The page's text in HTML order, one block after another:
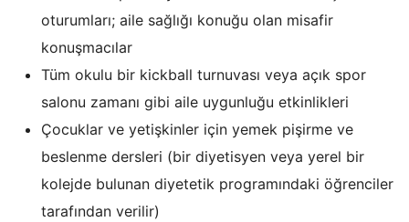
oturumları; aile sağlığı konuğu olan misafir
konuşmacılar
Tüm okulu bir kickball turnuvası veya açık spor
salonu zamanı gibi aile uygunluğu etkinlikleri
Çocuklar ve yetişkinler için yemek pişirme ve
beslenme dersleri (bir diyetisyen veya yerel bir
kolejde bulunan diyetetik programındaki öğrenciler
tarafından verilir)